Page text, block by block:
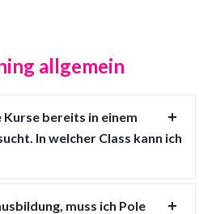
allgemein
Kurse bereits in einem
In welcher Class kann ich
muss ich Pole